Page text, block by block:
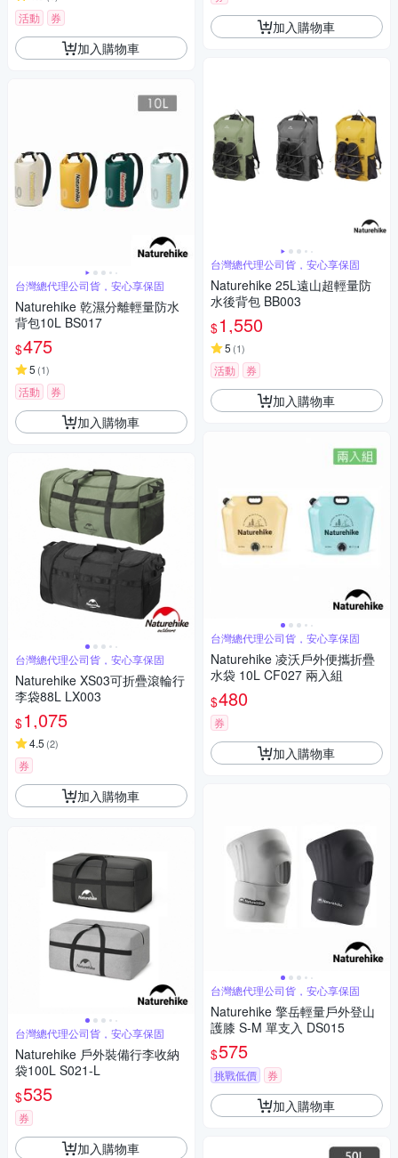
活動 券
加入購物車
台灣總代理公司貨，安心享保固
Naturehike 乾濕分離輕量防水
背包10L BS017
$475
5 (1)
活動 券
加入購物車
台灣總代理公司貨，安心享保固
Naturehike XS03可折疊滾輪行
李袋88L LX003
$1,075
4.5 (2)
券
加入購物車
台灣總代理公司貨，安心享保固
Naturehike 戶外裝備行李收納
袋100L S021-L
$535
券
加入購物車
加入購物車
台灣總代理公司貨，安心享保固
Naturehike 25L遠山超輕量防
水後背包 BB003
$1,550
5 (1)
活動 券
加入購物車
台灣總代理公司貨，安心享保固
Naturehike 凌沃戶外便攜折疊
水袋 10L CF027 兩入組
$480
券
加入購物車
台灣總代理公司貨，安心享保固
Naturehike 擎岳輕量戶外登山
護膝 S-M 單支入 DS015
$575
挑戰低價 券
加入購物車